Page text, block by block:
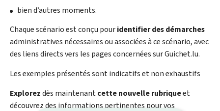
bien d’autres moments.
Chaque scénario est conçu pouridentifier des démarches
administratives nécessaires ou associées à ce scénario, avec
des liens directs vers les pages concernées sur Guichet.lu.
Les exemples présentés sont indicatifs et non exhaustifs
Explorezdès maintenantcette nouvelle rubriqueet
découvrez des informations pertinentes pour vos